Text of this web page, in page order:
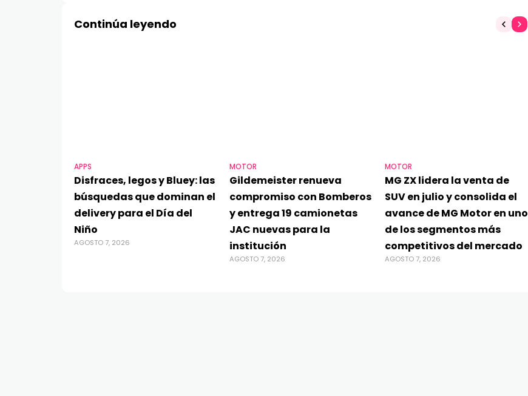
Continúa leyendo
APPS
Disfraces, legos y Bluey: las
búsquedas que dominan el
delivery para el Día del
Niño
AGOSTO 7, 2026
MOTOR
Gildemeister renueva
compromiso con Bomberos
y entrega 19 camionetas
JAC nuevas para la
institución
AGOSTO 7, 2026
MOTOR
MG ZX lidera la venta de
SUV en julio y consolida el
avance de MG Motor en uno
de los segmentos más
competitivos del mercado
AGOSTO 7, 2026